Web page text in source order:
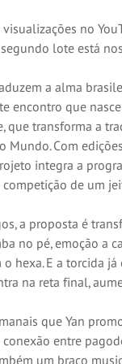
no
lote está
a alma
encontro que
que transforma a
Mundo. Com
integra a
de um
a proposta é
no pé, emoção a
hexa. E a torcida
na reta final,
que Yan
entre
um braço